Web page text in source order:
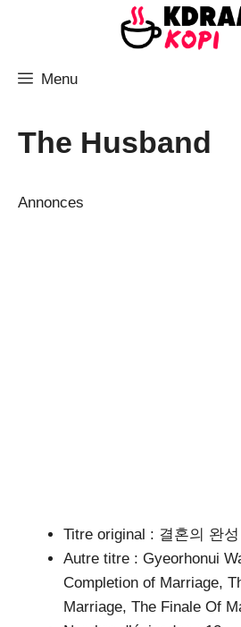
Menu
The Husband
Annonces
Titre original : 결혼의 완성
Autre titre : Gyeorhonui
Completion of Marriage,
Marriage, The Finale Of